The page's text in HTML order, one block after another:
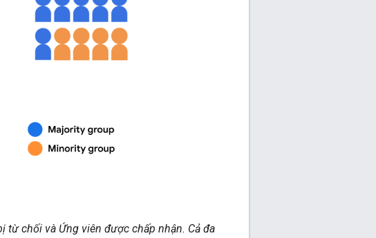
chối và Ứng viên được chấp nhận. Cả đa